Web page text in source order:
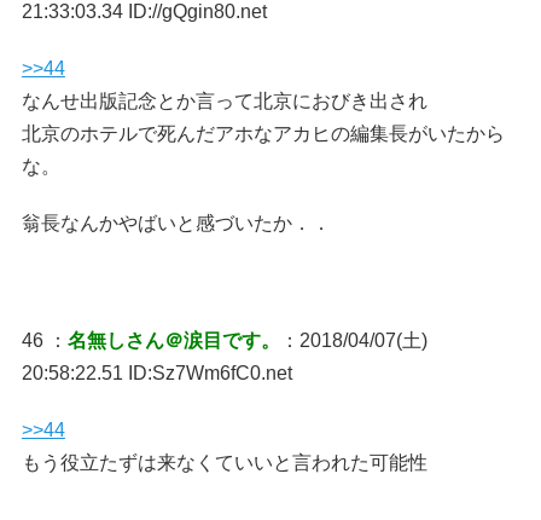
21:33:03.34 ID://gQgin80.net
>>44
なんせ出版記念とか言って北京におびき出され
北京のホテルで死んだアホなアカヒの編集長がいたから
な。
翁長なんかやばいと感づいたか．．
46 ： 名無しさん＠涙目です。
：2018/04/07(土)
20:58:22.51 ID:Sz7Wm6fC0.net
>>44
もう役立たずは来なくていいと言われた可能性